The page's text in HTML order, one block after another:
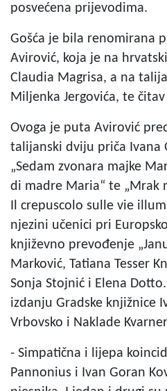
posvećena prijevodima.
Gošća je bila renomirana
Avirović, koja je na
Claudia Magrisa, a na
Miljenka Jergovića, te
Ovoga je puta Avirović
talijanski dviju priča Ivana
„Sedam zvonara majke
di madre Maria“ te „Mrak
Il crepuscolo sulle vie
njezini učenici pri
književno prevođenje
Marković, Tatiana Tesser
Sonja Stojnić i Elena
izdanju Gradske knjižnice
Vrbovsko i Naklade
- Simpatična i lijepa
Pannonius i Ivan Goran